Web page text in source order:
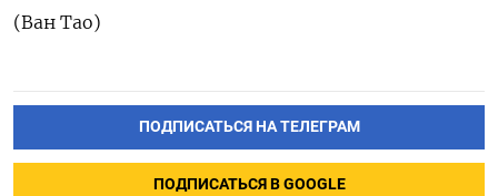
(Ван Тао)
ПОДПИСАТЬСЯ НА ТЕЛЕГРАМ
ПОДПИСАТЬСЯ В GOOGLE